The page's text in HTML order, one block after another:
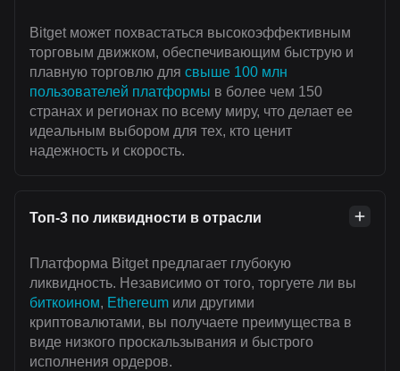
Bitget может похвастаться высокоэффективным
торговым движком, обеспечивающим быструю и
плавную торговлю для свыше 100 млн
пользователей платформы в более чем 150
странах и регионах по всему миру, что делает ее
идеальным выбором для тех, кто ценит
надежность и скорость.
Топ-3 по ликвидности в отрасли
Платформа Bitget предлагает глубокую
ликвидность. Независимо от того, торгуете ли вы
биткоином, Ethereum или другими
криптовалютами, вы получаете преимущества в
виде низкого проскальзывания и быстрого
исполнения ордеров.